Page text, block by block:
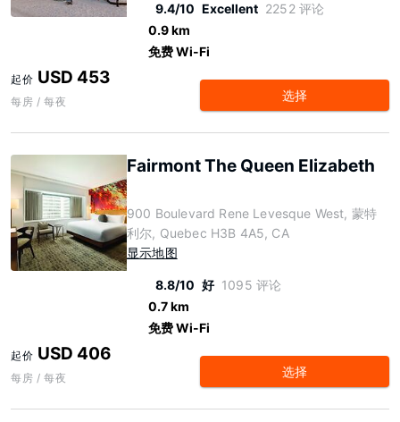
9.4/10 Excellent 2252 评论
0.9 km
免费 Wi-Fi
起价 USD 453
每房 / 每夜 选择
Fairmont The Queen Elizabeth
900 Boulevard Rene Levesque West, 蒙特
利尔, Quebec H3B 4A5, CA
显示地图
8.8/10 好 1095 评论
0.7 km
免费 Wi-Fi
起价 USD 406
每房 / 每夜 选择